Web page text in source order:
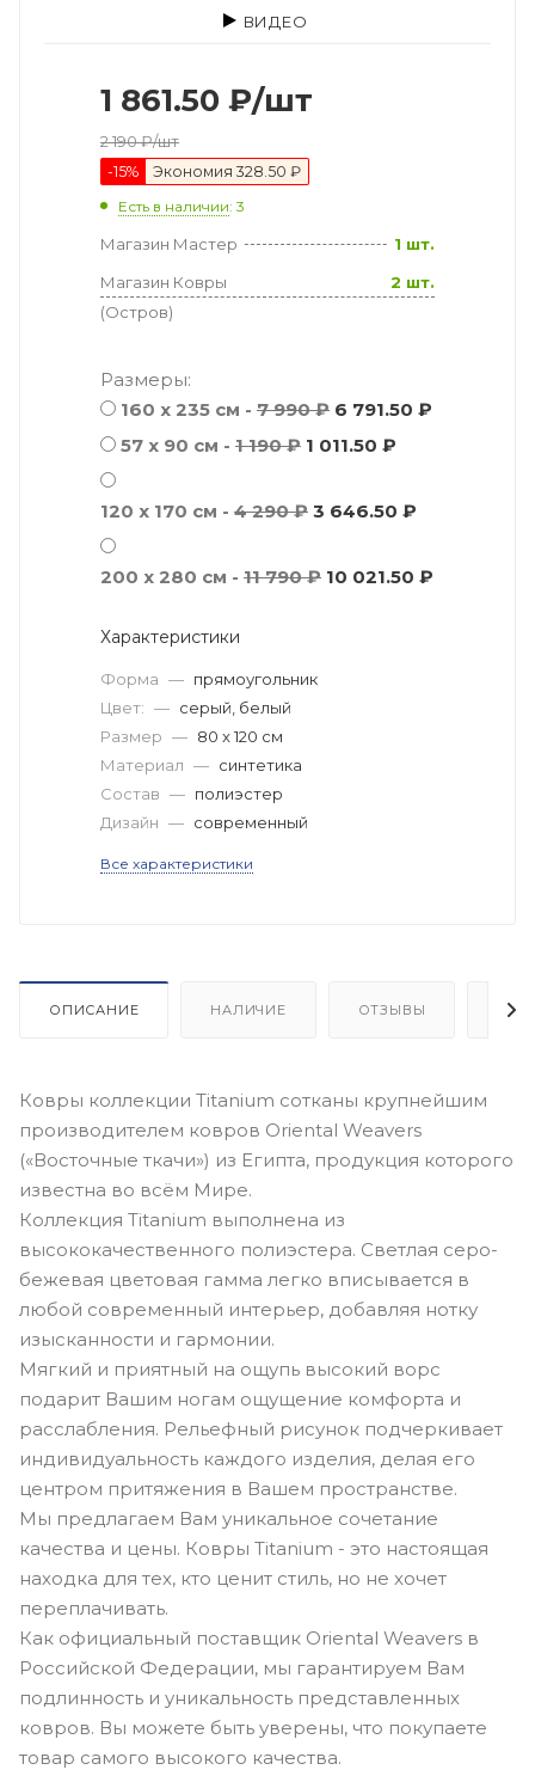
ВИДЕО
1 861.50 ₽/шт
2 190₽/шт
-15% Экономия328.50 ₽
Есть в наличии: 3
Магазин Мастер
1 шт.
Магазин Ковры
(Остров)
2 шт.
Размеры:
160 x 235 см - 7 990 ₽ 6 791.50 ₽
57 х 90 см - 1 190 ₽ 1 011.50 ₽
120 x 170 см - 4 290 ₽ 3 646.50 ₽
200 x 280 см - 11 790 ₽ 10 021.50 ₽
Характеристики
Форма — прямоугольник
Цвет: — серый, белый
Размер — 80 x 120 см
Материал — синтетика
Состав — полиэстер
Дизайн — современный
Все характеристики
ОПИСАНИЕ НАЛИЧИЕ ОТЗЫВЫ
Ковры коллекции Titanium сотканы крупнейшим
производителем ковров Oriental Weavers
(«Восточные ткачи») из Египта, продукция которого
известна во всём Мире.
Коллекция Titanium выполнена из
высококачественного полиэстера. Светлая серо-
бежевая цветовая гамма легко вписывается в
любой современный интерьер, добавляя нотку
изысканности и гармонии.
Мягкий и приятный на ощупь высокий ворс
подарит Вашим ногам ощущение комфорта и
расслабления. Рельефный рисунок подчеркивает
индивидуальность каждого изделия, делая его
центром притяжения в Вашем пространстве.
Мы предлагаем Вам уникальное сочетание
качества и цены. Ковры Titanium - это настоящая
находка для тех, кто ценит стиль, но не хочет
переплачивать.
Как официальный поставщик Oriental Weavers в
Российской Федерации, мы гарантируем Вам
подлинность и уникальность представленных
ковров. Вы можете быть уверены, что покупаете
товар самого высокого качества.